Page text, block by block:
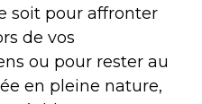
soit pour affronter
de vos
ou pour rester au
en pleine nature,